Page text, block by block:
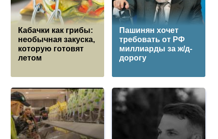
Кабачки как грибы:
необычная закуска,
которую готовят
летом
Пашинян хочет
требовать от РФ
миллиарды за ж/д-
дорогу